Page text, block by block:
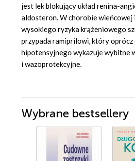
jest lek blokujący układ renina-
aldosteron. W chorobie wieńcowej
wysokiego ryzyka krążeniowego
przypada ramiprilowi, który oprócz
hipotensyjnego wykazuje wybitne
i wazoprotekcyjne.
Wybrane bestsellery